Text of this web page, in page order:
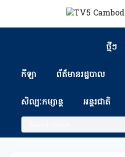
ថ្មីៗ
កីឡា ព័ត៏មានរដ្ឋបាល
សិល្បៈកម្សាន្ត អន្តរជាតិ